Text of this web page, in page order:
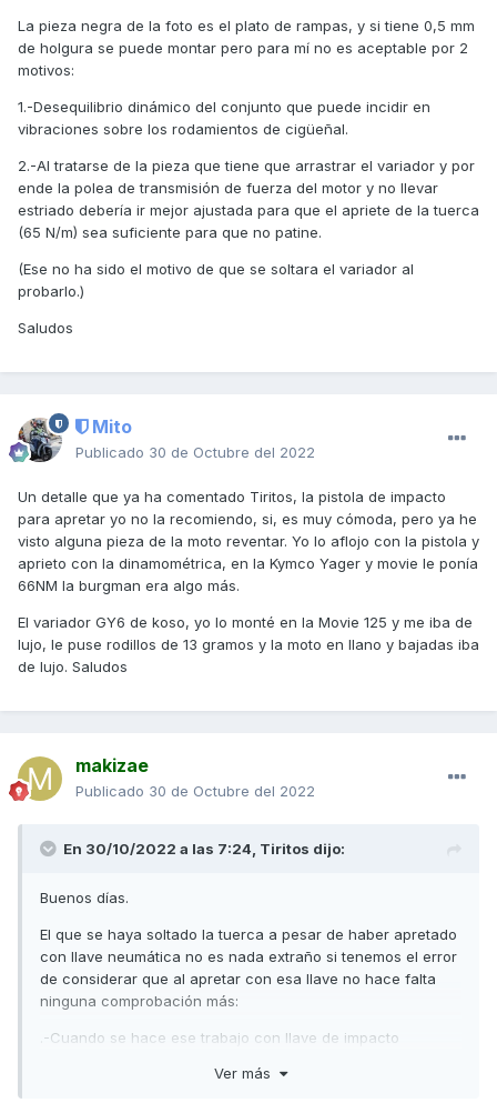
La pieza negra de la foto es el plato de rampas, y si tiene 0,5 mm
de holgura se puede montar pero para mí no es aceptable por 2
motivos:
1.-Desequilibrio dinámico del conjunto que puede incidir en
vibraciones sobre los rodamientos de cigüeñal.
2.-Al tratarse de la pieza que tiene que arrastrar el variador y por
ende la polea de transmisión de fuerza del motor y no llevar
estriado debería ir mejor ajustada para que el apriete de la tuerca
(65 N/m) sea suficiente para que no patine.
(Ese no ha sido el motivo de que se soltara el variador al
probarlo.)
Saludos
Mito
Publicado 30 de Octubre del 2022
Un detalle que ya ha comentado Tiritos, la pistola de impacto
para apretar yo no la recomiendo, si, es muy cómoda, pero ya he
visto alguna pieza de la moto reventar. Yo lo aflojo con la pistola y
aprieto con la dinamométrica, en la Kymco Yager y movie le ponía
66NM la burgman era algo más.
El variador GY6 de koso, yo lo monté en la Movie 125 y me iba de
lujo, le puse rodillos de 13 gramos y la moto en llano y bajadas iba
de lujo. Saludos
makizae
Publicado 30 de Octubre del 2022
En 30/10/2022 a las 7:24, Tiritos dijo:
Buenos días.
El que se haya soltado la tuerca a pesar de haber apretado
con llave neumática no es nada extraño si tenemos el error
de considerar que al apretar con esa llave no hace falta
ninguna comprobación más:
.-Cuando se hace ese trabajo con llave de impacto
de apriete es el correcto, para ello lo que yo hago es hacer
Ver más